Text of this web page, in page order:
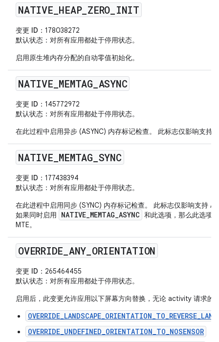
NATIVE HEAP_ ZERO INIT
变更 ID ：178038272
默认状态 ：对所有应用都处于停用状态。
启用原生堆内存分配的自动零值初始化。
NATIVE MEMTAG ASYNC
变更 ID ：145772972
默认状态 ：对所有应用都处于停用状态。
在此过程中启用异步 (ASYNC) 内存标记检查。 此标志仅影响支持
NATIVE MEMTAG SYNC
变更 ID ：177438394
默认状态 ：对所有应用都处于停用状态。
在此进程中启用同步 (SYNC) 内存标记检查。 此标志仅影响支持
如果同时启用
NATIVE_MEMTAG_ASYNC 和此选项，那么此选项
MTE。
OVERRIDE ANY ORIENTATION
变更 ID ：265464455
默认状态 ：对所有应用都处于停用状态。
启用后，此变更允许应用以下屏幕方向替换，无论 activity 请求的
OVERRIDE_UNDEFINED_ORIENTATION_TO_NOSENSOR